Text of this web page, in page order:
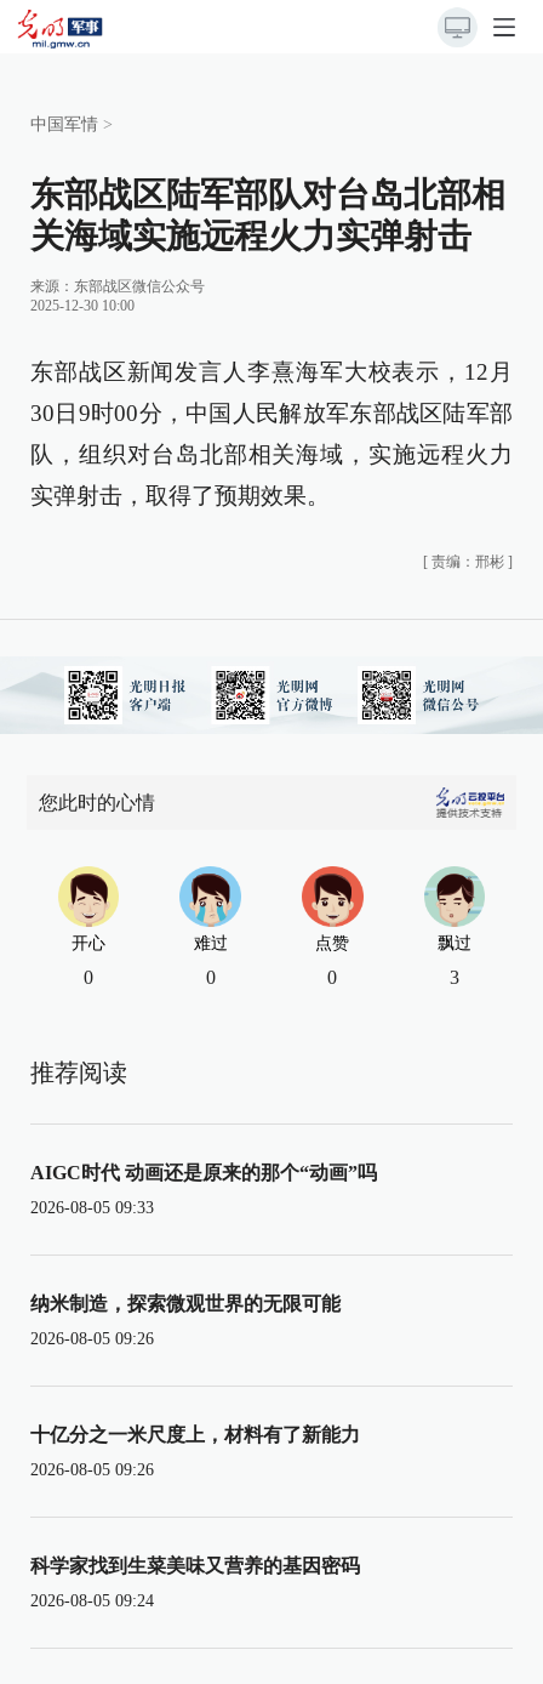
中国军情 >
东部战区陆军部队对台岛北部相
关海域实施远程火力实弹射击
来源： 东部战区微信公众号
2025-12-30 10:00
东部战区新闻发言人李熹海军大校表示，12月
30日9时00分，中国人民解放军东部战区陆军部
队，组织对台岛北部相关海域，实施远程火力
实弹射击，取得了预期效果。
[ 责编：邢彬 ]
您此时的心情
开心
0
难过
0
点赞
0
飘过
3
推荐阅读
AIGC时代 动画还是原来的那个“动画”吗
2026-08-05 09:33
纳米制造，探索微观世界的无限可能
2026-08-05 09:26
十亿分之一米尺度上，材料有了新能力
2026-08-05 09:26
科学家找到生菜美味又营养的基因密码
2026-08-05 09:24